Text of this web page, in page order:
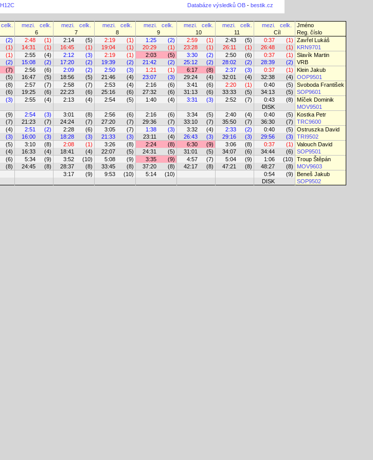
H12C Databáze výsledků OB - bestik.cz
celk. mezi. celk. mezi. celk. mezi. celk. mezi. celk. mezi. celk. mezi. celk. mezi. celk.
Jméno
6 7 8 9 10 11 Cíl
Reg. číslo
(2) 2:48 (1) 2:14 (5) 2:19 (1) 1:25 (2) 2:59 (1) 2:43 (5) 0:37 (1)
Zavřel Lukáš
(1) 14:31 (1) 16:45 (1) 19:04 (1) 20:29 (1) 23:28 (1) 26:11 (1) 26:48 (1)
KRN9701
(1) 2:55 (4) 2:12 (3) 2:19 (1) 2:03 (5) 3:30 (2) 2:50 (6) 0:37 (1)
Slavík Martin
(2) 15:08 (2) 17:20 (2) 19:39 (2) 21:42 (2) 25:12 (2) 28:02 (2) 28:39 (2)
VRB
(7) 2:56 (6) 2:09 (2) 2:50 (3) 1:21 (1) 6:17 (8) 2:37 (3) 0:37 (1)
Klein Jakub
(5) 16:47 (5) 18:56 (5) 21:46 (4) 23:07 (3) 29:24 (4) 32:01 (4) 32:38 (4)
OOP9501
(8) 2:57 (7) 2:58 (7) 2:53 (4) 2:16 (6) 3:41 (6) 2:20 (1) 0:40 (5)
Svoboda František
(6) 19:25 (6) 22:23 (6) 25:16 (6) 27:32 (6) 31:13 (6) 33:33 (5) 34:13 (5)
SOP9601
(3) 2:55 (4) 2:13 (4) 2:54 (5) 1:40 (4) 3:31 (3) 2:52 (7) 0:43 (8)
Míček Dominik
DISK
MOV9501
(9) 2:54 (3) 3:01 (8) 2:56 (6) 2:16 (6) 3:34 (5) 2:40 (4) 0:40 (5)
Kostka Petr
(7) 21:23 (7) 24:24 (7) 27:20 (7) 29:36 (7) 33:10 (7) 35:50 (7) 36:30 (7)
TRC9600
(4) 2:51 (2) 2:28 (6) 3:05 (7) 1:38 (3) 3:32 (4) 2:33 (2) 0:40 (5)
Ostruszka David
(3) 16:00 (3) 18:28 (3) 21:33 (3) 23:11 (4) 26:43 (3) 29:16 (3) 29:56 (3)
TRI9502
(5) 3:10 (8) 2:08 (1) 3:26 (8) 2:24 (8) 6:30 (9) 3:06 (8) 0:37 (1)
Valouch David
(4) 16:33 (4) 18:41 (4) 22:07 (5) 24:31 (5) 31:01 (5) 34:07 (6) 34:44 (6)
SOP9501
(6) 5:34 (9) 3:52 (10) 5:08 (9) 3:35 (9) 4:57 (7) 5:04 (9) 1:06 (10)
Troup Štěpán
(8) 24:45 (8) 28:37 (8) 33:45 (8) 37:20 (8) 42:17 (8) 47:21 (8) 48:27 (8)
MOV9603
3:17 (9) 9:53 (10) 5:14 (10) 0:54 (9)
Beneš Jakub
DISK SOP9502